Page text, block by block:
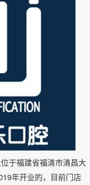
于福建省福清市清昌大
年开业的，目前门店